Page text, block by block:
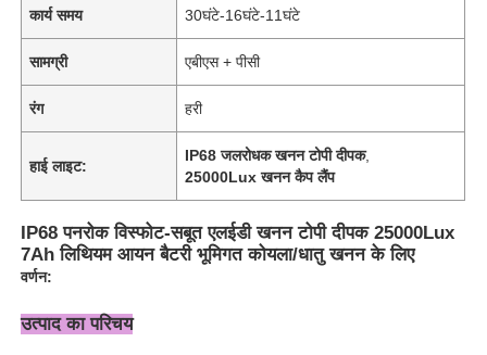
कार्य समय 30घंटे-16घंटे-11घंटे
सामग्री एबीएस + पीसी
रंग हरी
हाई लाइट:
IP68 जलरोधक खनन टोपी दीपक,
25000Lux खनन कैप लैंप
IP68 पनरोक विस्फोट-सबूत एलईडी खनन टोपी दीपक 25000Lux
7Ah लिथियम आयन बैटरी भूमिगत कोयला/धातु खनन के लिए
वर्णन:
उत्पाद का परिचय